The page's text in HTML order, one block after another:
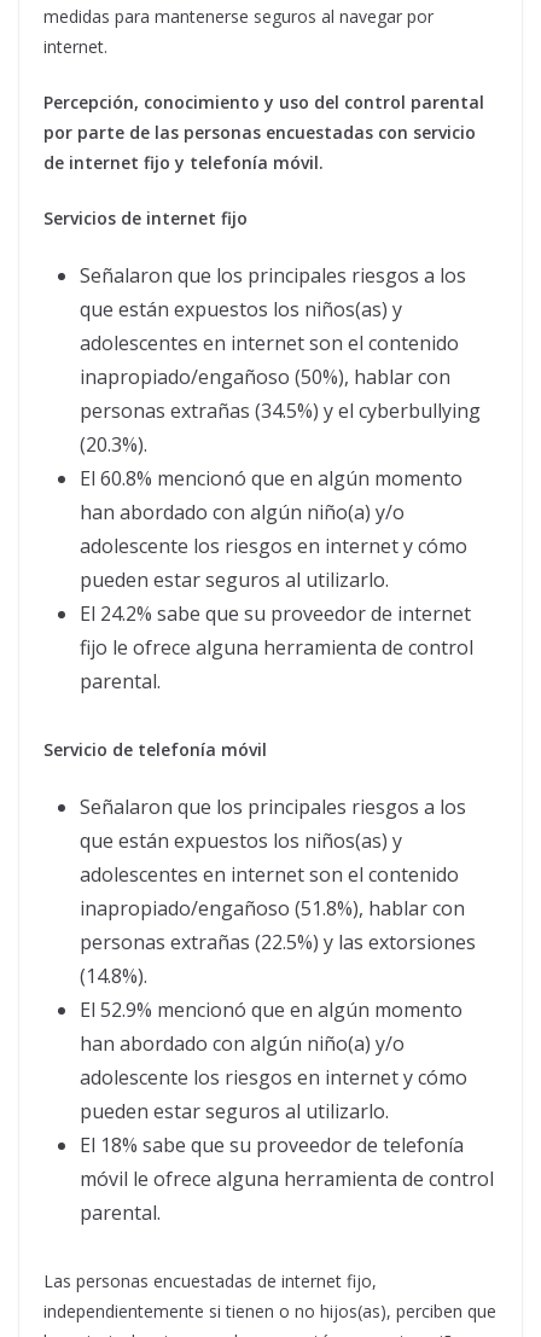
medidas para mantenerse seguros al navegar por
internet.
Percepción, conocimiento y uso del control parental
por parte de las personas encuestadas con servicio
de internet fijo y telefonía móvil.
Servicios de internet fijo
Señalaron que los principales riesgos a los
que están expuestos los niños(as) y
adolescentes en internet son el contenido
inapropiado/engañoso (50%), hablar con
personas extrañas (34.5%) y el cyberbullying
(20.3%).
El 60.8% mencionó que en algún momento
han abordado con algún niño(a) y/o
adolescente los riesgos en internet y cómo
pueden estar seguros al utilizarlo.
El 24.2% sabe que su proveedor de internet
fijo le ofrece alguna herramienta de control
parental.
Servicio de telefonía móvil
Señalaron que los principales riesgos a los
que están expuestos los niños(as) y
adolescentes en internet son el contenido
inapropiado/engañoso (51.8%), hablar con
personas extrañas (22.5%) y las extorsiones
(14.8%).
El 52.9% mencionó que en algún momento
han abordado con algún niño(a) y/o
adolescente los riesgos en internet y cómo
pueden estar seguros al utilizarlo.
El 18% sabe que su proveedor de telefonía
móvil le ofrece alguna herramienta de control
parental.
Las personas encuestadas de internet fijo,
independientemente si tienen o no hijos(as), perciben que